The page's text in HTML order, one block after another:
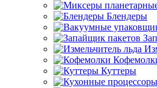
Блендеры
Куттеры